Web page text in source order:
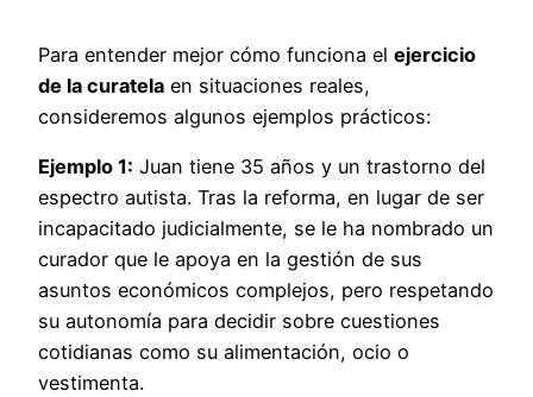
Para entender mejor cómo funciona el ejercicio
de la curatela en situaciones reales,
consideremos algunos ejemplos prácticos:
Ejemplo 1: Juan tiene 35 años y un trastorno del
espectro autista. Tras la reforma, en lugar de ser
incapacitado judicialmente, se le ha nombrado un
curador que le apoya en la gestión de sus
asuntos económicos complejos, pero respetando
su autonomía para decidir sobre cuestiones
cotidianas como su alimentación, ocio o
vestimenta.